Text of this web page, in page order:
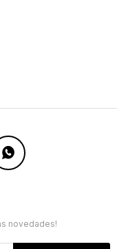

novedades!